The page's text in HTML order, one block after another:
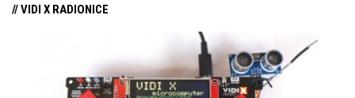
// VIDI X RADIONICE